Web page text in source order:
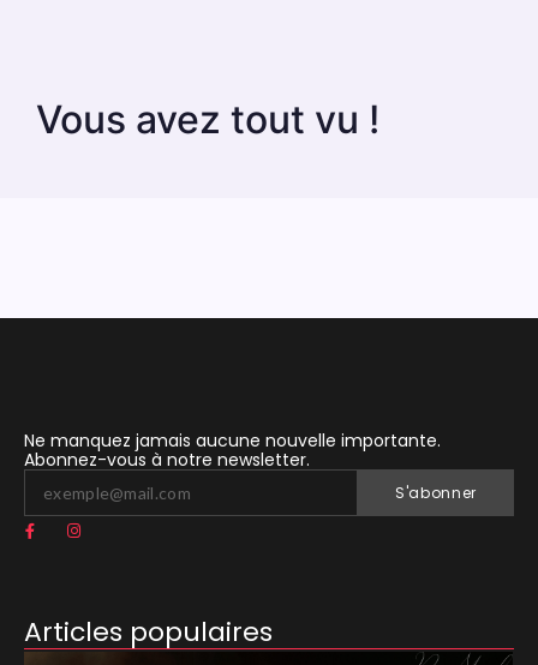
Vous avez tout vu !
Ne manquez jamais aucune nouvelle importante.
Abonnez-vous à notre newsletter.
S'abonner
Articles populaires